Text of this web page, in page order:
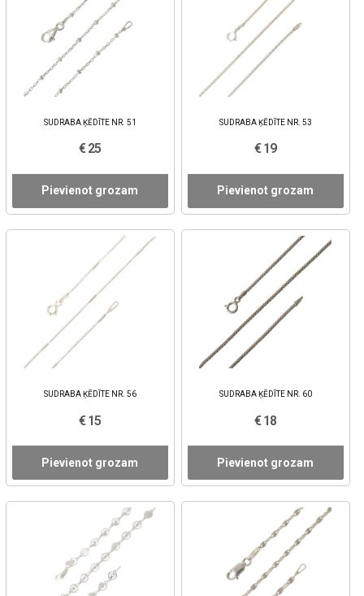
SUDRABA ĶĒDĪTE NR. 51
€ 25
Pievienot grozam
SUDRABA ĶĒDĪTE NR. 53
€ 19
Pievienot grozam
SUDRABA ĶĒDĪTE NR. 56
€ 15
Pievienot grozam
SUDRABA ĶĒDĪTE NR. 60
€ 18
Pievienot grozam